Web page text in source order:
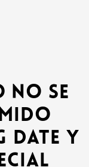
no se
Date y